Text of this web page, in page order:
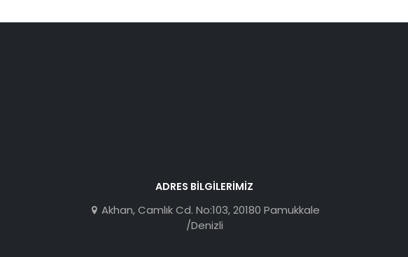
ADRES BILGILERIMIZ
Akhan, Camlık Cd. No:103, 20180 Pamukkale
/Denizli